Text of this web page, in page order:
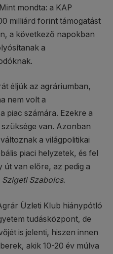
mondta: a KAP
milliárd forint támogatást
a következő napokban
a
éljük az agráriumban,
nem volt a
piac számára. Ezekre a
van. Azonban
a világpolitikai
piaci helyzetek, és fel
út van előre, az pedig a
Szigeti Szabolcs.
Üzleti Klub hiánypótló
tudásközpont, de
is jelenti, hiszen innen
akik 10-20 év múlva